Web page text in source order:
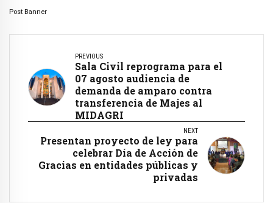
Post Banner
PREVIOUS
Sala Civil reprograma para el
07 agosto audiencia de
demanda de amparo contra
transferencia de Majes al
MIDAGRI
NEXT
Presentan proyecto de ley para
celebrar Día de Acción de
Gracias en entidades públicas y
privadas